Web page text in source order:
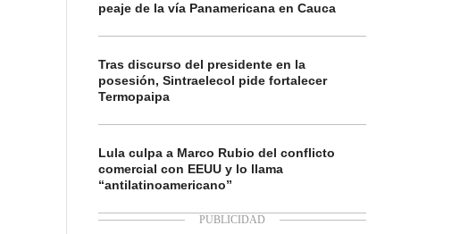
peaje de la vía Panamericana en Cauca
Tras discurso del presidente en la
posesión, Sintraelecol pide fortalecer
Termopaipa
Lula culpa a Marco Rubio del conflicto
comercial con EEUU y lo llama
“antilatinoamericano”